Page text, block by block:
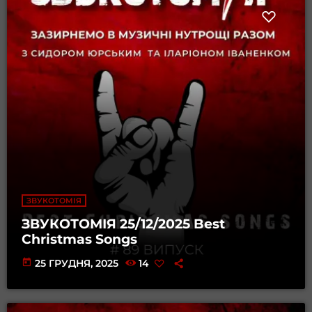
ЗВУКОТОМІЯ
ЗВУКОТОМІЯ 25/12/2025 Best
Christmas Songs
today 25 ГРУДНЯ, 2025 14